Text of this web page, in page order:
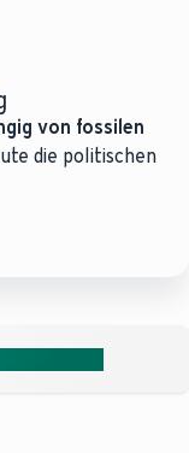
von fossilen
die politischen